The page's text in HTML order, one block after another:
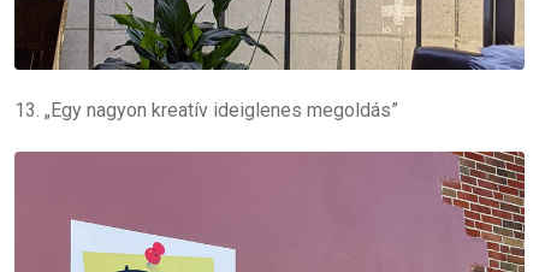
13. „Egy nagyon kreatív ideiglenes megoldás”